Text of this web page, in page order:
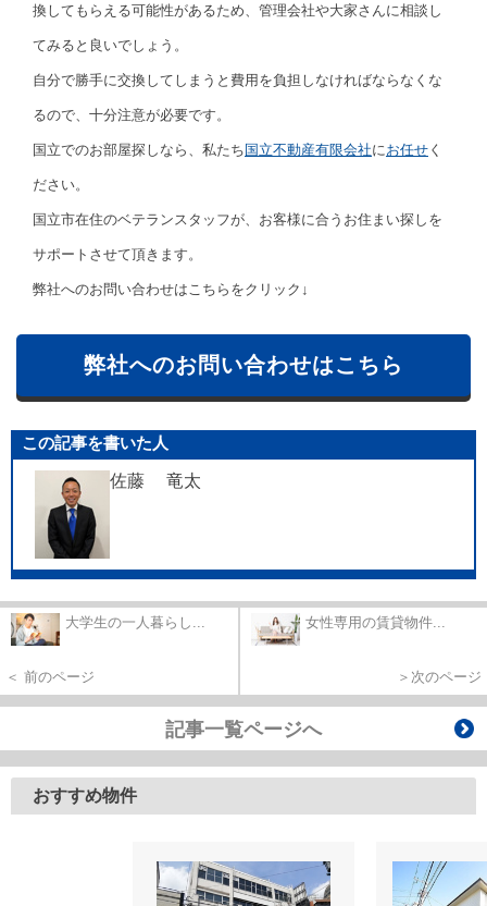
換してもらえる可能性があるため、管理会社や大家さんに相談し
てみると良いでしょう。
自分で勝手に交換してしまうと費用を負担しなければならなくな
るので、十分注意が必要です。
国立でのお部屋探しなら、私たち国立不動産有限会社に お任せ く
ださい。
国立市在住のベテランスタッフが、お客様に合うお住まい探しを
サポートさせて頂きます。
弊社へのお問い合わせはこちらをクリック↓
弊社へのお問い合わせはこちら
この記事を書いた人
佐藤 竜太
大学生の一人暮らし...
＜ 前のページ
女性専用の賃貸物件...
＞次のページ
記事一覧ページへ
おすすめ物件